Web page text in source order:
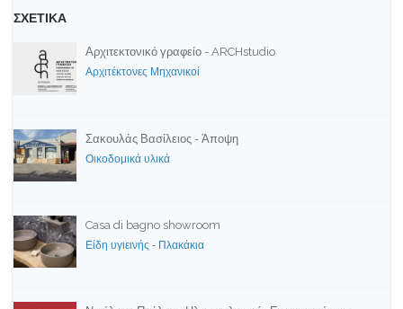
ΣΧΕΤΙΚΑ
Αρχιτεκτονικό γραφείο - ARCHstudio
Αρχιτέκτονες Μηχανικοί
Σακουλάς Βασίλειος - Άποψη
Οικοδομικά υλικά
Casa di bagno showroom
Είδη υγιεινής - Πλακάκια